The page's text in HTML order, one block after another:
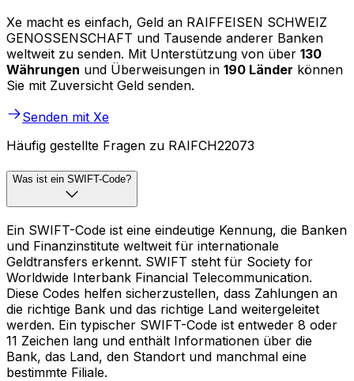
Xe macht es einfach, Geld an RAIFFEISEN SCHWEIZ
GENOSSENSCHAFT und Tausende anderer Banken
weltweit zu senden. Mit Unterstützung von über 130
Währungen und Überweisungen in 190 Länder können
Sie mit Zuversicht Geld senden.
Senden mit Xe
Häufig gestellte Fragen zu RAIFCH22073
Was ist ein SWIFT-Code?
Ein SWIFT-Code ist eine eindeutige Kennung, die Banken
und Finanzinstitute weltweit für internationale
Geldtransfers erkennt. SWIFT steht für Society for
Worldwide Interbank Financial Telecommunication.
Diese Codes helfen sicherzustellen, dass Zahlungen an
die richtige Bank und das richtige Land weitergeleitet
werden. Ein typischer SWIFT-Code ist entweder 8 oder
11 Zeichen lang und enthält Informationen über die
Bank, das Land, den Standort und manchmal eine
bestimmte Filiale.